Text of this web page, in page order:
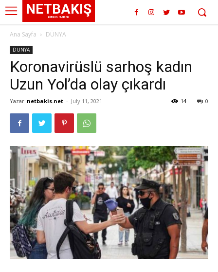
NETBAKIŞ
KIBRIS HABER
Ana Sayfa DÜNYA
DÜNYA
Koronavirüslü sarhoş kadın
Uzun Yol’da olay çıkardı
Yazar netbakis.net - July 11, 2021 0
14